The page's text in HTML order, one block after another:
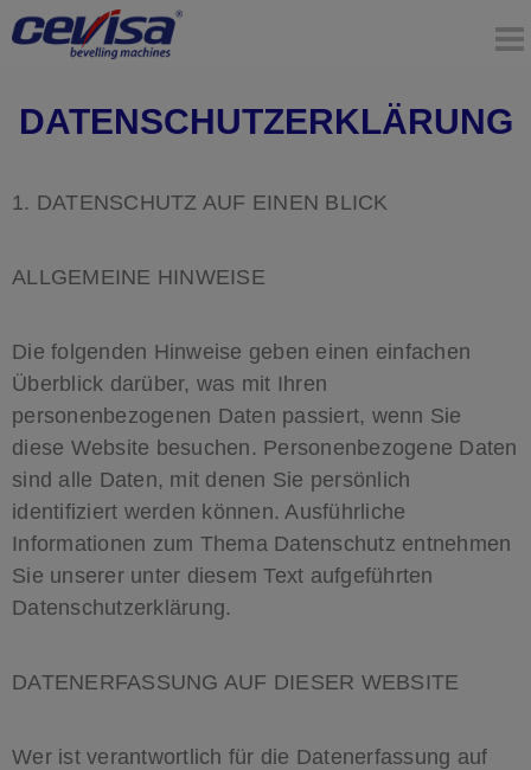
DATENSCHUTZERKLÄRUNG
1. DATENSCHUTZ AUF EINEN BLICK
ALLGEMEINE HINWEISE
Die folgenden Hinweise geben einen einfachen
Überblick darüber, was mit Ihren
personenbezogenen Daten passiert, wenn Sie
diese Website besuchen. Personenbezogene Daten
sind alle Daten, mit denen Sie persönlich
identifiziert werden können. Ausführliche
Informationen zum Thema Datenschutz entnehmen
Sie unserer unter diesem Text aufgeführten
Datenschutzerklärung.
DATENERFASSUNG AUF DIESER WEBSITE
Wer ist verantwortlich für die Datenerfassung auf